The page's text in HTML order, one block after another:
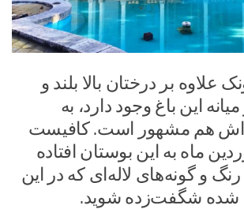
علاوه بر درختان بالا بلند و
این باغ وجود دارد، به
هم مشهور است. کافیست
ماه به این بوستان افتاده
رنگ و گونه‌های لاله‌ای که در این
شده شگفت‌زده شوید.